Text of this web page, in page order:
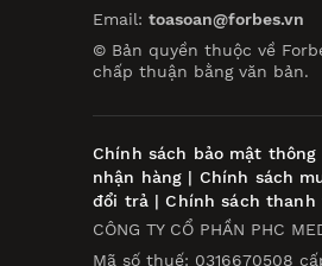
Email: toasoan@forbes.vn
© Bản quyền thuộc về
chấp thuận bằng văn bản.
Chính sách bảo mật
nhận hàng | Chính sách
đổi trả|Chính sách thanh
CÔNG TY CỔ PHẦN PHC
Mã số thuế: 0316670508